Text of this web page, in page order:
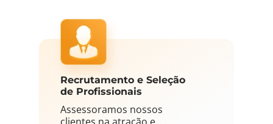
Recrutamento e Seleção
de Profissionais
Assessoramos nossos